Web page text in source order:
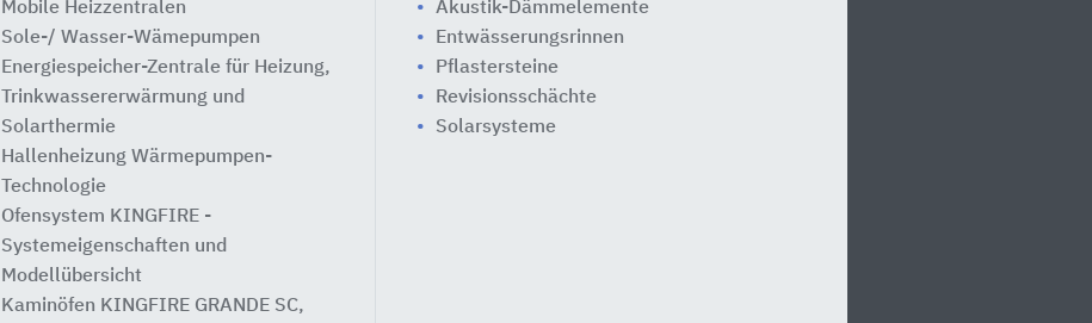
Mobile Heizzentralen
Sole-/ Wasser-Wämepumpen
Energiespeicher-Zentrale für Heizung,
Trinkwassererwärmung und
Solarthermie
Hallenheizung Wärmepumpen-
Technologie
Ofensystem KINGFIRE -
Systemeigenschaften und
Modellübersicht
Kaminöfen KINGFIRE GRANDE SC,
Akustik-Dämmelemente
Entwässerungsrinnen
Pflastersteine
Revisionsschächte
Solarsysteme